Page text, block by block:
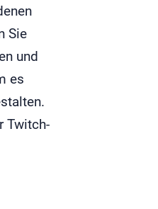
Sie
und
es
Twitch-